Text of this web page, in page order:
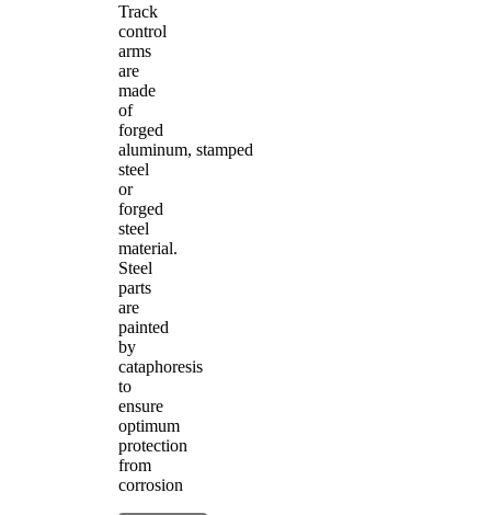
Track
control
arms
are
made
of
forged
aluminum, stamped
steel
or
forged
steel
material.
Steel
parts
are
painted
by
cataphoresis
to
ensure
optimum
protection
from
corrosion